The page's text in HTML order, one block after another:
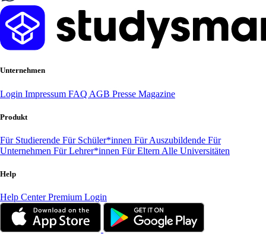
Unternehmen
Login Impressum FAQ AGB Presse Magazine
Produkt
Für Studierende Für Schüler*innen Für Auszubildende Für
Unternehmen Für Lehrer*innen Für Eltern Alle Universitäten
Help
Help CenterPremium Login